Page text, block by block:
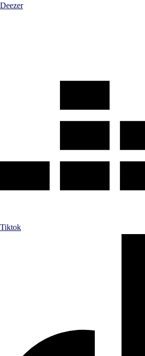
Deezer
Tiktok